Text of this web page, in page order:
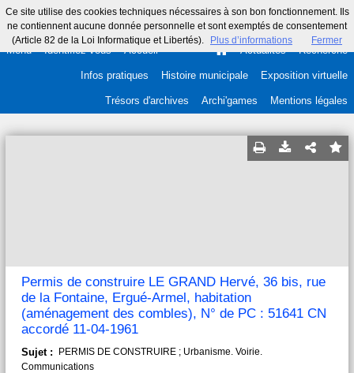
Ce site utilise des cookies techniques nécessaires à son bon fonctionnement. Ils
ne contiennent aucune donnée personnelle et sont exemptés de consentement
(Article 82 de la Loi Informatique et Libertés).
Plus d’informations Fermer
Menu Identifiez-vous Accueil Actualités Recherche
Infos pratiques Histoire municipale Exposition virtuelle
Trésors d'archives Archi'games Mentions légales
Permis de construire LE GRAND Hervé, 36 bis, rue
de la Fontaine, Ergué-Armel, habitation
(aménagement des combles), N° de PC : 51641 CN
accordé 11-04-1961
Sujet :
PERMIS DE CONSTRUIRE ; Urbanisme. Voirie.
Communications